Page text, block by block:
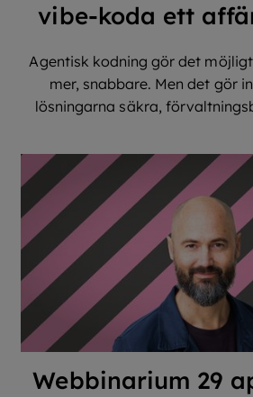
vibe-koda ett
Agentisk kodning gör det
mer, snabbare. Men det gör
lösningarna säkra,
Webbinarium 29